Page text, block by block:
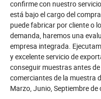
confirme con nuestro
está bajo el cargo del
puede fabricar por cliente o
demanda, haremos una
empresa integrada.
y excelente servicio de
conseguir muestras antes
comerciantes de la muestra
Marzo, Junio, Septiembre